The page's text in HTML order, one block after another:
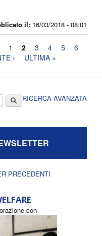
il: 16/03/2018 - 08:01
1 2 3 4 5
6
› ULTIMA »
CercaRICERCA AVANZATA
PRECEDENTI
con